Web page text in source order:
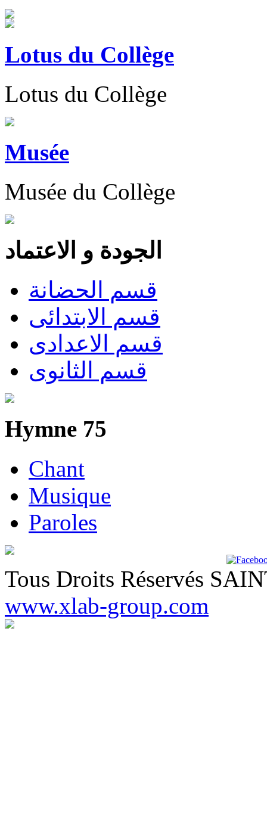
Lotus du Collège
Lotus du Collège
Musée
Musée du Collège
الجودة و الاعتماد
قسم الحضانة
قسم الابتدائى
قسم الاعدادى
قسم الثانوى
Hymne 75
Chant
Musique
Paroles
Tous Droits Réservés
www.xlab-group.com